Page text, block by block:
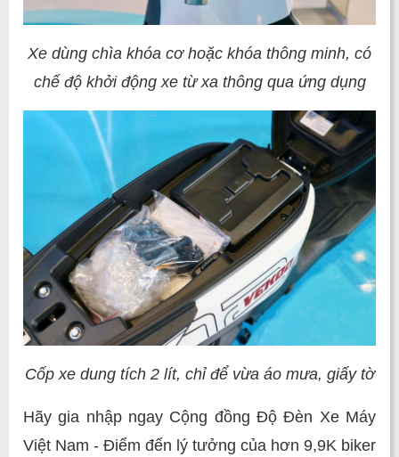
Xe dùng chìa khóa cơ hoặc khóa thông minh, có
chế độ khởi động xe từ xa thông qua ứng dụng
Cốp xe dung tích 2 lít, chỉ để vừa áo mưa, giấy tờ
Hãy gia nhập ngay Cộng đồng Độ Đèn Xe Máy
Việt Nam - Điểm đến lý tưởng của hơn 9,9K biker